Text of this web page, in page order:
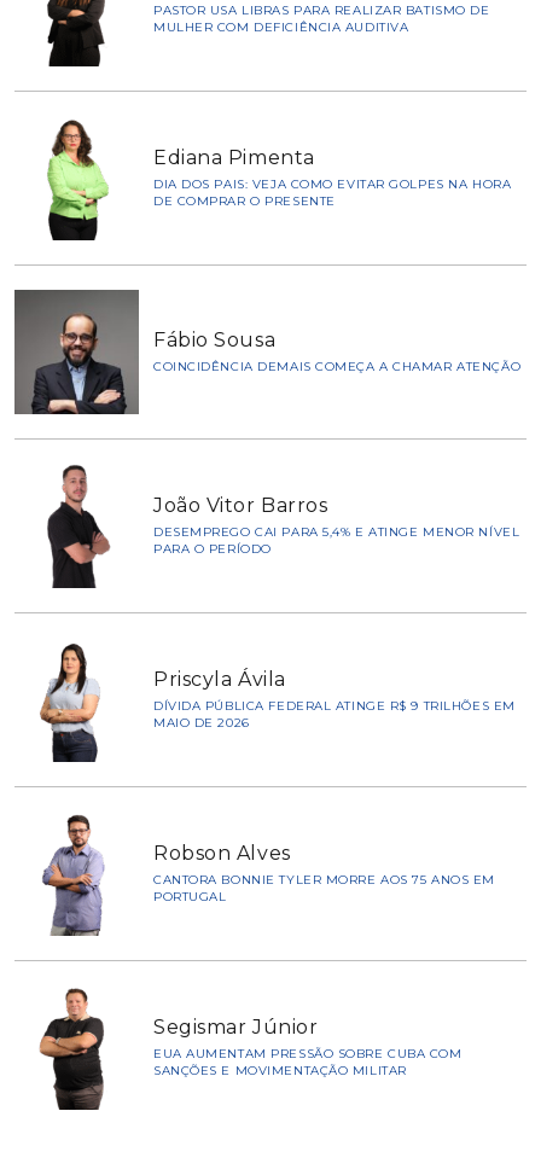
PASTOR USA LIBRAS PARA REALIZAR BATISMO DE
MULHER COM DEFICIÊNCIA AUDITIVA
Ediana Pimenta
DIA DOS PAIS: VEJA COMO EVITAR GOLPES NA HORA
DE COMPRAR O PRESENTE
Fábio Sousa
COINCIDÊNCIA DEMAIS COMEÇA A CHAMAR ATENÇÃO
João Vitor Barros
DESEMPREGO CAI PARA 5,4% E ATINGE MENOR NÍVEL
PARA O PERÍODO
Priscyla Ávila
DÍVIDA PÚBLICA FEDERAL ATINGE R$ 9 TRILHÕES EM
MAIO DE 2026
Robson Alves
CANTORA BONNIE TYLER MORRE AOS 75 ANOS EM
PORTUGAL
Segismar Júnior
EUA AUMENTAM PRESSÃO SOBRE CUBA COM
SANÇÕES E MOVIMENTAÇÃO MILITAR